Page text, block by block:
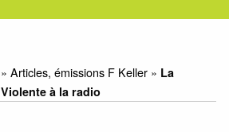
»Articles, émissions F Keller » La
à la radio